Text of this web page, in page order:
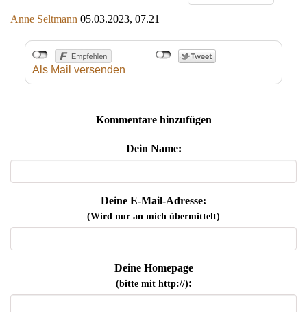
Anne Seltmann 05.03.2023, 07.21
Als Mail versenden
Kommentare hinzufügen
Dein Name:
Deine E-Mail-Adresse:
(Wird nur an mich übermittelt)
Deine Homepage
(bitte mit http://):